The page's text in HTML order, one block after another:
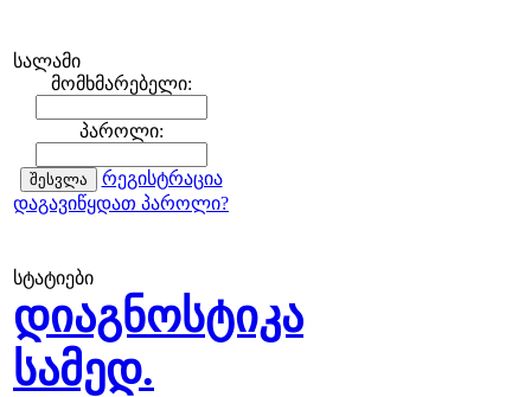
სალამი
მომხმარებელი:
პაროლი:
რეგისტრაცია
დაგავიწყდათ პაროლი?
სტატიები
დიაგნოსტიკა
სამედ.